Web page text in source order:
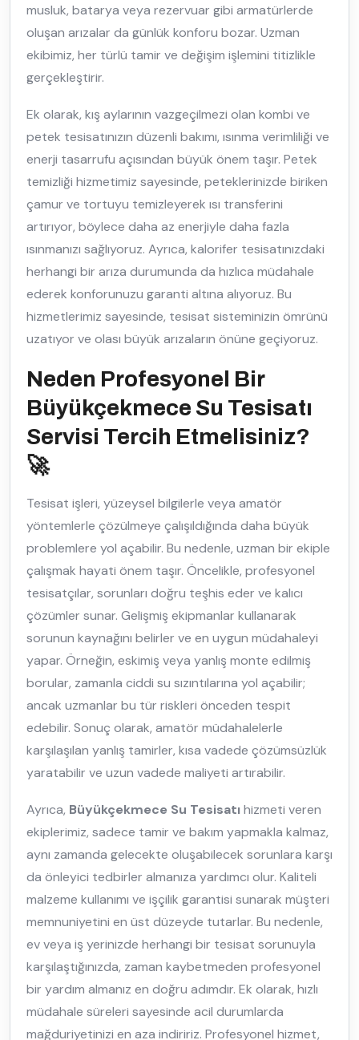
musluk, batarya veya rezervuar gibi armatürlerde
oluşan arızalar da günlük konforu bozar. Uzman
ekibimiz, her türlü tamir ve değişim işlemini titizlikle
gerçekleştirir.
Ek olarak, kış aylarının vazgeçilmezi olan kombi ve
petek tesisatınızın düzenli bakımı, ısınma verimliliği ve
enerji tasarrufu açısından büyük önem taşır. Petek
temizliği hizmetimiz sayesinde, peteklerinizde biriken
çamur ve tortuyu temizleyerek ısı transferini
artırıyor, böylece daha az enerjiyle daha fazla
ısınmanızı sağlıyoruz. Ayrıca, kalorifer tesisatınızdaki
herhangi bir arıza durumunda da hızlıca müdahale
ederek konforunuzu garanti altına alıyoruz. Bu
hizmetlerimiz sayesinde, tesisat sisteminizin ömrünü
uzatıyor ve olası büyük arızaların önüne geçiyoruz.
Neden Profesyonel Bir
Büyükçekmece Su Tesisatı
Servisi Tercih Etmelisiniz?
🚀
Tesisat işleri, yüzeysel bilgilerle veya amatör
yöntemlerle çözülmeye çalışıldığında daha büyük
problemlere yol açabilir. Bu nedenle, uzman bir ekiple
çalışmak hayati önem taşır. Öncelikle, profesyonel
tesisatçılar, sorunları doğru teşhis eder ve kalıcı
çözümler sunar. Gelişmiş ekipmanlar kullanarak
sorunun kaynağını belirler ve en uygun müdahaleyi
yapar. Örneğin, eskimiş veya yanlış monte edilmiş
borular, zamanla ciddi su sızıntılarına yol açabilir;
ancak uzmanlar bu tür riskleri önceden tespit
edebilir. Sonuç olarak, amatör müdahalelerle
karşılaşılan yanlış tamirler, kısa vadede çözümsüzlük
yaratabilir ve uzun vadede maliyeti artırabilir.
Ayrıca, Büyükçekmece Su Tesisatıhizmeti veren
ekiplerimiz, sadece tamir ve bakım yapmakla kalmaz,
aynı zamanda gelecekte oluşabilecek sorunlara karşı
da önleyici tedbirler almanıza yardımcı olur. Kaliteli
malzeme kullanımı ve işçilik garantisi sunarak müşteri
memnuniyetini en üst düzeyde tutarlar. Bu nedenle,
ev veya iş yerinizde herhangi bir tesisat sorunuyla
karşılaştığınızda, zaman kaybetmeden profesyonel
bir yardım almanız en doğru adımdır. Ek olarak, hızlı
müdahale süreleri sayesinde acil durumlarda
mağduriyetinizi en aza indiririz. Profesyonel hizmet,